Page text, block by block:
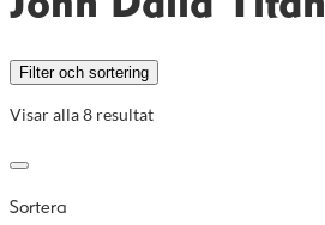
Filter och sortering
Visar alla 8 resultat
Sortera